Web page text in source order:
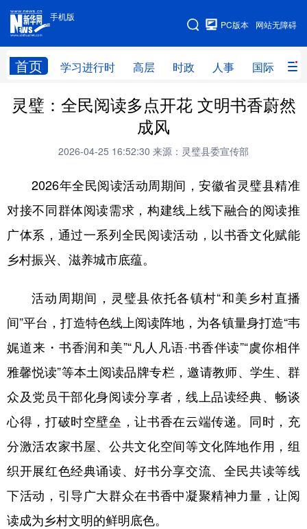
手机版
网站无障碍
PC版本
首页 学习进行时 高层 时政 人事 国际 财
手机版
网站地图
学习进行时 高层 时政 人事
全球连线
科技 科创 量子 体育
文化 书画 健康 军事
食品 人居 信息化 数字经济
学术中国 银龄 溯源中国
彩票 娱乐 时尚 悦读
公益 一带一路 亚太网 上市公司
文化产业
地方频道
灵璧：全民阅读多点开花 文明书香蔚然
成风
2026-04-25 16:52:30 来源：灵璧县委宣传部
2026年全民阅读活动周期间，安徽省灵璧县精准
对接不同群体阅读需求，构建线上线下融合的阅读推
广体系，通过一系列全民阅读活动，以书香文化赋能
乡村振兴、滋养城市底蕴。
活动周期间，灵璧县依托各镇村“和美乡村直播
间”平台，打造特色线上阅读阵地，为各镇量身打造“韦
娓道来・书香润和美”“凡人凡语·书香伴读”“虞你相伴
雅馨悦读”等本土阅读品牌专栏，邀请教师、学生、群
众及党员干部化身阅读分享者，线上品读经典、畅谈
心得，打破时空壁垒，让书香在云端传递。同时，充
分激活农家书屋、公共文化空间等文化阵地作用，组
织开展红色经典诵读、好书分享交流、全民共读等线
下活动，引导广大群众在书香中凝聚精神力量，让阅
读成为乡村文明的鲜明底色。